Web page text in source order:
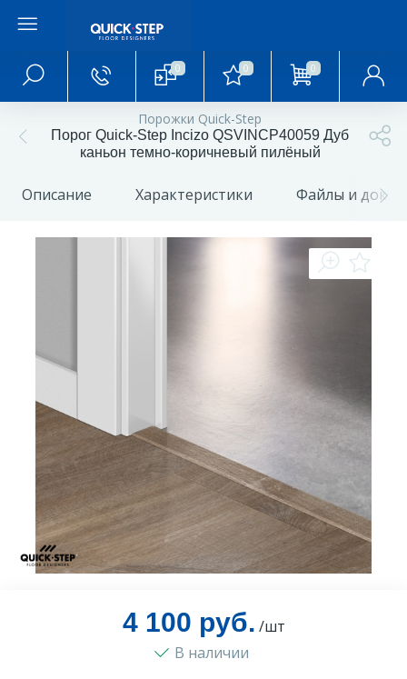
0 0 0
Порожки Quick-Step
Порог Quick-Step Incizo QSVINCP40059 Дуб
каньон темно-коричневый пилёный
Описание Характеристики Файлы и
4 100 руб. /шт
В наличии
Главное меню
Главная
О магазине
Фотогалерея
Оплата и доставка
Контакты
Монтаж